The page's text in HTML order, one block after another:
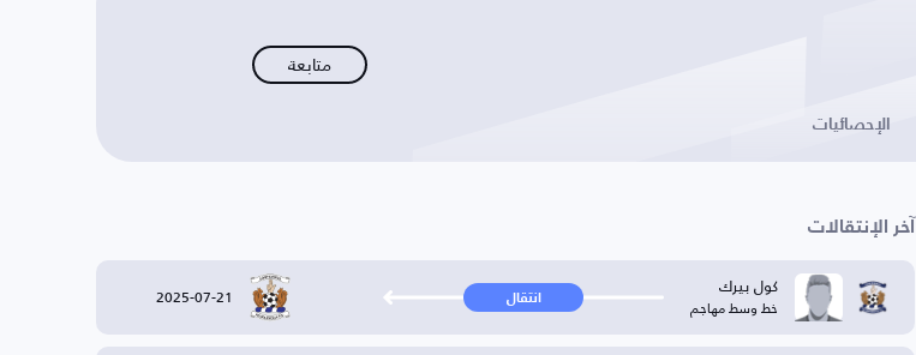
متابعة
الإحصائيات
آخر الإنتقالات
كول بيرك
خط وسط مهاجم انتقال 2025-07-21